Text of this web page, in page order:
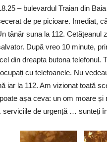
– bulevardul Traian din
de pe picioare. Imediat,
tânăr suna la 112. Cetățeanul
După vreo 10 minute,
din dreapta butona telefonul.
cu telefoanele. Nu
iar la 112. Am vizionat toată
așa ceva: un om moare și
de urgență … sunteți